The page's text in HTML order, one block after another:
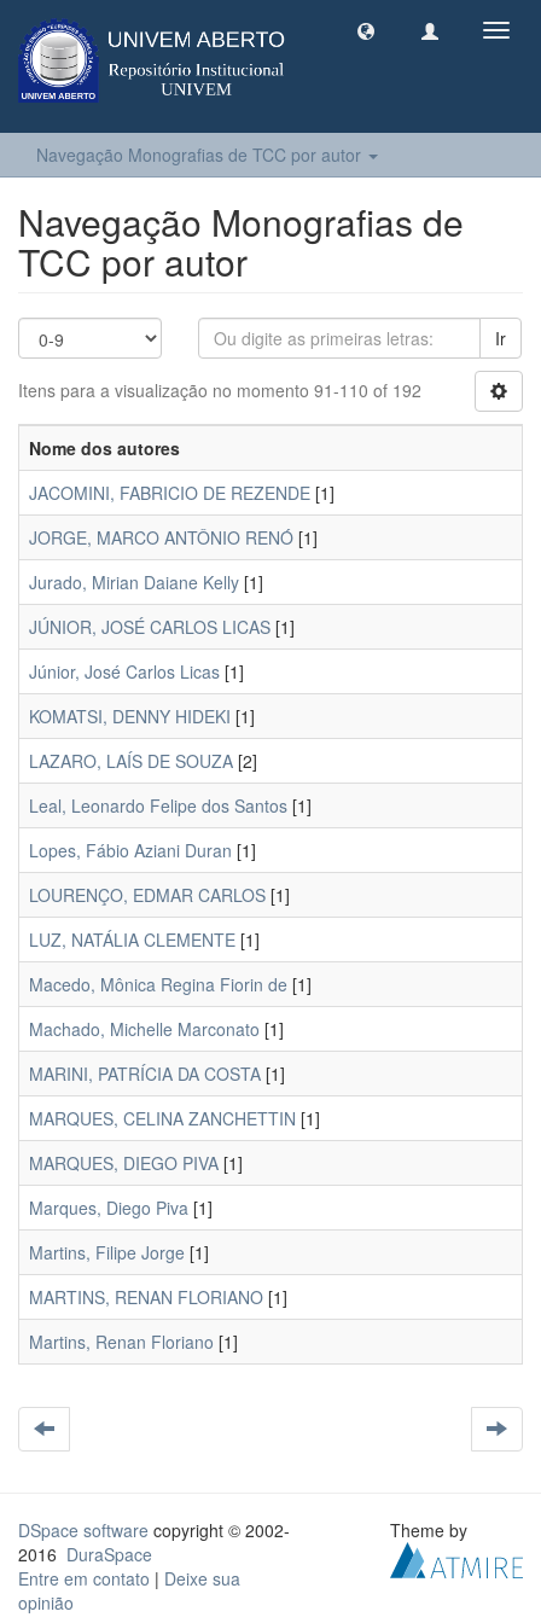
Navegação Monografias de TCC por autor
Navegação Monografias de
TCC por autor
Ir
Itens para a visualização no momento 91-110 of 192
Nome dos autores
JACOMINI, FABRICIO DE REZENDE [1]
JORGE, MARCO ANTÔNIO RENÓ [1]
Jurado, Mirian Daiane Kelly [1]
JÚNIOR, JOSÉ CARLOS LICAS [1]
Júnior, José Carlos Licas [1]
KOMATSI, DENNY HIDEKI [1]
LAZARO, LAÍS DE SOUZA [2]
Leal, Leonardo Felipe dos Santos [1]
Lopes, Fábio Aziani Duran [1]
LOURENÇO, EDMAR CARLOS [1]
LUZ, NATÁLIA CLEMENTE [1]
Macedo, Mônica Regina Fiorin de [1]
Machado, Michelle Marconato [1]
MARINI, PATRÍCIA DA COSTA [1]
MARQUES, CELINA ZANCHETTIN [1]
MARQUES, DIEGO PIVA [1]
Marques, Diego Piva [1]
Martins, Filipe Jorge [1]
MARTINS, RENAN FLORIANO [1]
Martins, Renan Floriano [1]
DSpace software copyright © 2002-
2016 DuraSpace
Entre em contato | Deixe sua
opinião
Theme by